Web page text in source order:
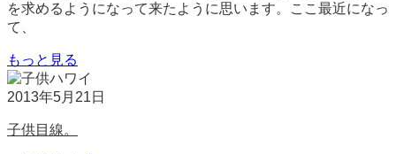
を求めるようになって来たように思います。ここ最近になっ
て、
もっと見る
2013年5月21日
子供目線。